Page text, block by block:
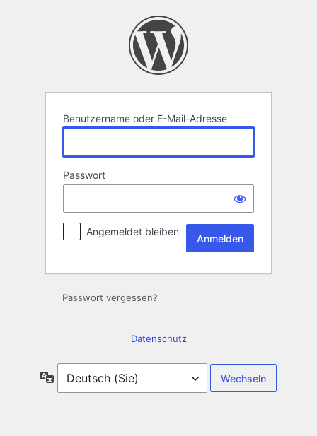
Benutzername oder E-Mail-Adresse
Passwort
Angemeldet bleiben
Passwort vergessen?
Datenschutz
Sprache